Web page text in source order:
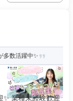
多数活躍中✨
✨ 業種未経験歓迎